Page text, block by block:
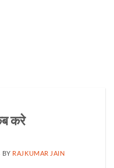
करे
BY RAJKUMAR JAIN